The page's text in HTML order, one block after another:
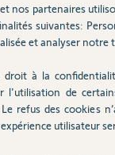
propriétaire pour avoir
la facture d'origine
nos partenaires
suivantes:
et analyser notre
à la
l'utilisation de
refus des cookies
utilisateur